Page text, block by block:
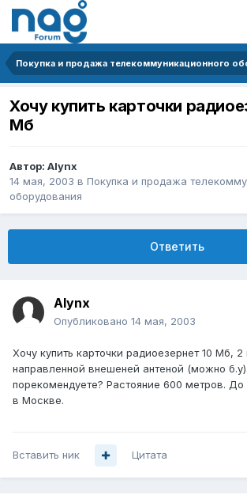
Хочу купить карточки
Мб
Автор: Alynx
14 мая, 2003 в Покупка и продажа
оборудования
Ответить
Alynx
Опубликовано 14 мая, 2003
Хочу купить карточки радиоезернет 10 Мб, 2
направленной внешеней антеной (можно
порекомендуете? Растояние 600 метров.
в Москве.
Вставить ник Цитата